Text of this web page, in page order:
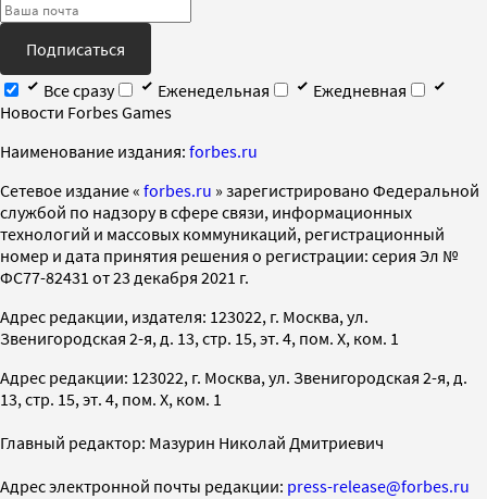
Подписаться
Все сразу
Еженедельная
Ежедневная
Новости Forbes Games
Наименование издания: forbes.ru
Cетевое издание « forbes.ru » зарегистрировано Федеральной
службой по надзору в сфере связи, информационных
технологий и массовых коммуникаций, регистрационный
номер и дата принятия решения о регистрации: серия Эл №
ФС77-82431 от 23 декабря 2021 г.
Адрес редакции, издателя: 123022, г. Москва, ул.
Звенигородская 2-я, д. 13, стр. 15, эт. 4, пом. X, ком. 1
Адрес редакции: 123022, г. Москва, ул. Звенигородская 2-я, д.
13, стр. 15, эт. 4, пом. X, ком. 1
Главный редактор: Мазурин Николай Дмитриевич
Адрес электронной почты редакции: press-release@forbes.ru